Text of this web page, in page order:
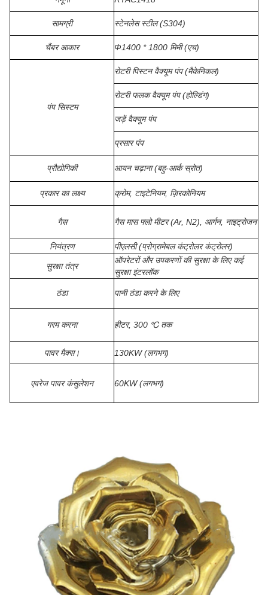
सामग्री स्टेनलेस स्टील (S304)
चैंबर आकार Φ1400 * 1800 मिमी (एच)
पंप सिस्टम
रोटरी पिस्टन वैक्यूम पंप (मैकेनिकल)
रोटरी फलक वैक्यूम पंप (होल्डिंग)
जड़ें वैक्यूम पंप
प्रसार पंप
प्रौद्योगिकी आयन चढ़ाना (बहु-आर्क स्रोत)
प्रकार का लक्ष्य क्रोम, टाइटेनियम, ज़िरकोनियम
गैस गैस मास फ्लो मीटर (Ar, N2), आर्गन, नाइट्रोजन
नियंत्रण पीएलसी (प्रोग्रामेबल कंट्रोलर कंट्रोलर)
सुरक्षा तंत्र
ऑपरेटरों और उपकरणों की सुरक्षा के लिए कई
सुरक्षा इंटरलॉक
ठंडा पानी ठंडा करने के लिए
गरम करना हीटर, 300 ℃ तक
पावर मैक्स। 130KW (लगभग)
एवरेज पावर कंसुलेशन 60KW (लगभग)